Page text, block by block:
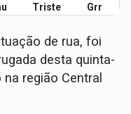
Triste Grr
de rua, foi
desta quinta-
região Central